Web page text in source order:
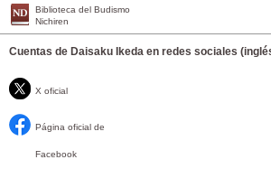
Biblioteca del Budismo
Nichiren
Cuentas de Daisaku Ikeda en redes sociales
X oficial
Página oficial de
Facebook